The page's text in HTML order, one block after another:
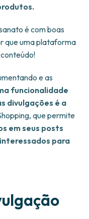
é com boas
que uma plataforma
e as
funcionalidade
divulgações é a
que permite
em seus posts
para